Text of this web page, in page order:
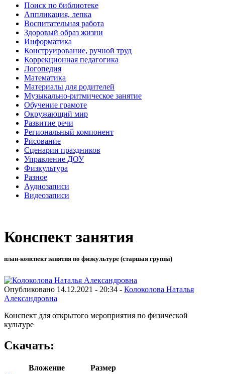
Поиск по библиотеке
Аппликация, лепка
Воспитательная работа
Здоровый образ жизни
Информатика
Конструирование, ручной труд
Коррекционная педагогика
Логопедия
Математика
Материалы для родителей
Музыкально-ритмическое занятие
Обучение грамоте
Окружающий мир
Развитие речи
Региональный компонент
Рисование
Сценарии праздников
Управление ДОУ
Физкультура
Разное
Аудиозаписи
Видеозаписи
Конспект занятия
план-конспект занятия по физкультуре (старшая группа)
Опубликовано 14.12.2021 - 20:34 - Колоколова Наталья
Александровна
Конспект для открытого мероприятия по физической
культуре
Скачать:
Вложение
Размер